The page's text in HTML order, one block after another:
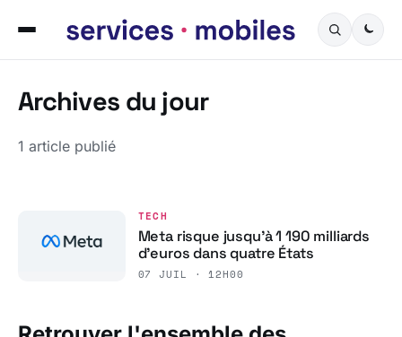
Servicesmobiles.fr —
Archives du jour
1 article publié
TECH
Meta risque jusqu’à 1 190 milliards
d’euros dans quatre États
07 JUIL · 12H00